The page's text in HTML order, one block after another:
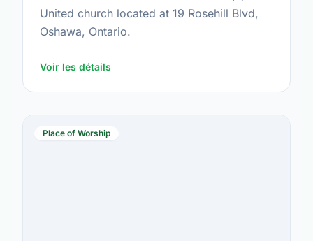
United church located at 19 Rosehill Blvd,
Oshawa, Ontario.
Voir les détails
Place of Worship